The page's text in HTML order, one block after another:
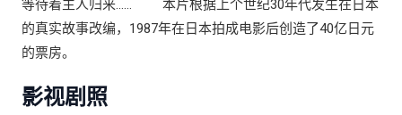
等待着主人归来…… 本片根据上个世纪30年代发生在日本
的真实故事改编，1987年在日本拍成电影后创造了40亿日元
的票房。
影视剧照